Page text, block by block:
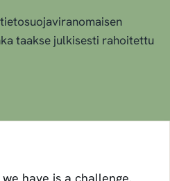
taakse julkisesti rahoitettu
have is a challenge.